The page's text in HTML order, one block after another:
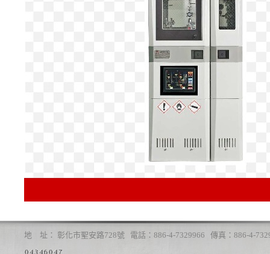
地 址： 彰化市聖安路728號 電話：886-4-7329966 傳真：886-4-